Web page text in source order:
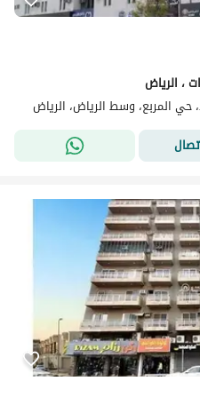
، الرياض
حي المربع، وسط الرياض، الرياض